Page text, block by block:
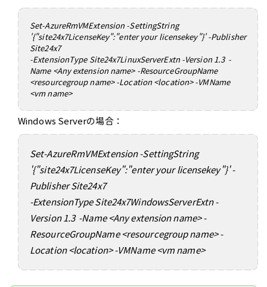
Set-AzureRmVMExtension -SettingString
'{"site24x7LicenseKey":"enter your licensekey"}' -Publisher
Site24x7
-ExtensionType Site24x7LinuxServerExtn -Version 1.3 -
Name <Any extension name> -ResourceGroupName
<resourcegroup name> -Location <location> -VMName
<vm name>
Windows Serverの場合：
Set-AzureRmVMExtension -SettingString
'{"site24x7LicenseKey":"enter your licensekey"}' -
Publisher Site24x7
-ExtensionType Site24x7WindowsServerExtn -
Version 1.3 -Name <Any extension name> -
ResourceGroupName <resourcegroup name> -
Location <location> -VMName <vm name>